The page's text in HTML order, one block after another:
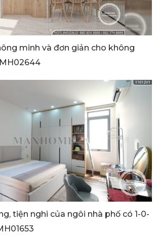
minh và đơn giản cho không
tiện nghi của ngôi nhà phố có 1-0-